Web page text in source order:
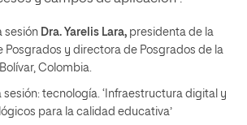
sesión Dra. Yarelis Lara, presidenta de la
Posgrados y directora de Posgrados de la
Colombia.
sesión: tecnología. ‘Infraestructura digital y
para la calidad educativa’